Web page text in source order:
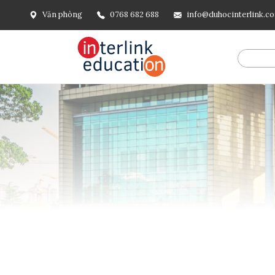
Văn phòng 0768 682 688
@include('frontend.layouts.schema-org', [ 'type' =>
url('/'), ], [ '@type' => 'ListItem', 'position' => 2, 'name' =>
=> url()->current(), ], ], ], ])